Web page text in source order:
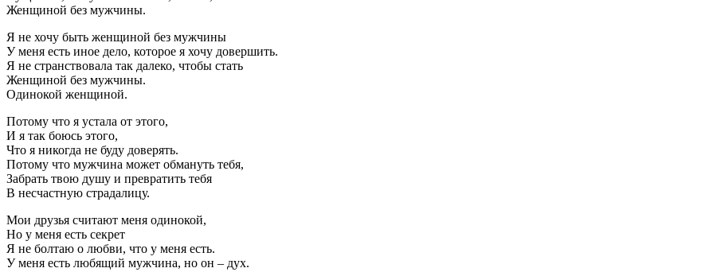
Женщиной без мужчины.
Я не хочу быть женщиной без мужчины
У меня есть иное дело, которое я хочу довершить.
Я не странствовала так далеко, чтобы стать
Женщиной без мужчины.
Одинокой женщиной.
Потому что я устала от этого,
И я так боюсь этого,
Что я никогда не буду доверять.
Потому что мужчина может обмануть тебя,
Забрать твою душу и превратить тебя
В несчастную страдалицу.
Мои друзья считают меня одинокой,
Но у меня есть секрет
Я не болтаю о любви, что у меня есть.
У меня есть любящий мужчина, но он – дух.